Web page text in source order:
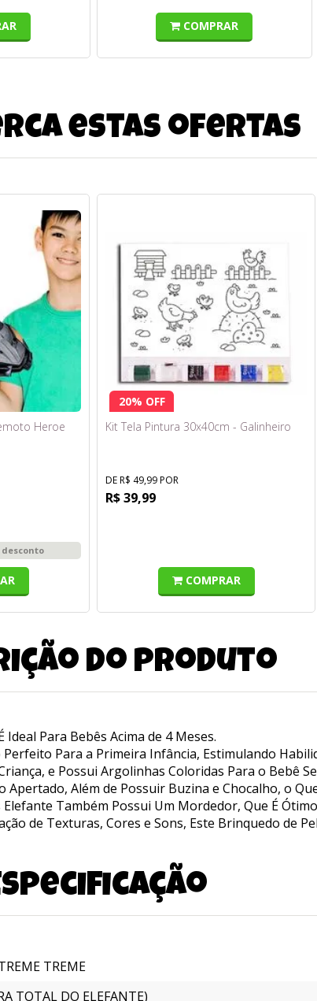
COMPRAR
estas ofertas
Heroe
desconto
20% OFF
Kit Tela Pintura 30x40cm - Galinheiro
DE R$ 49,99 POR
R$ 39,99
COMPRAR
do produto
Para Bebês Acima de 4 Meses.
Para a Primeira Infância, Estimulando
e Possui Argolinhas Coloridas Para o Bebê
Apertado, Além de Possuir Buzina e Chocalho, o
Também Possui Um Mordedor, Que É
de Texturas, Cores e Sons, Este Brinquedo de
TREME
TOTAL DO ELEFANTE)